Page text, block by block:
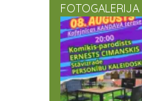
FOTOGALERIJA